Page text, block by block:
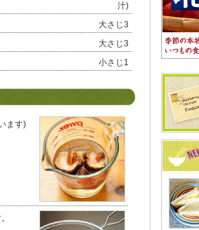
汁)
大さじ3
大さじ3
小さじ1
ます)